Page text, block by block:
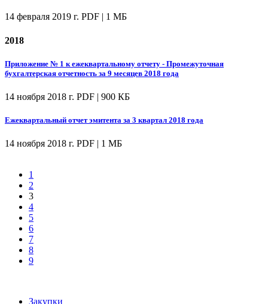
14 февраля 2019 г. PDF | 1 МБ
2018
Приложение № 1 к ежеквартальному отчету - Промежуточная
бухгалтерская отчетность за 9 месяцев 2018 года
14 ноября 2018 г. PDF | 900 КБ
Ежеквартальный отчет эмитента за 3 квартал 2018 года
14 ноября 2018 г. PDF | 1 МБ
1
2
3
4
5
6
7
8
9
Закупки